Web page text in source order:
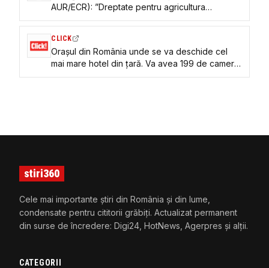
AUR/ECR): ”Dreptate pentru agricultura
românească. România nu își permite
CLICK
Orașul din România unde se va deschide cel
mai mare hotel din țară. Va avea 199 de camere
și piscină la etajul 22. Când vor fi finalizate
stiri360
Cele mai importante știri din România și din lume,
condensate pentru cititorii grăbiți. Actualizat permanent
din surse de încredere: Digi24, HotNews, Agerpres și alții.
CATEGORII